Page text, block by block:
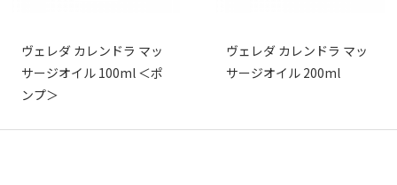
ヴェレダ カレンドラ マッ
サージオイル 100ml ＜ポ
ンプ＞
ヴェレダ カレンドラ マッ
サージオイル 200ml